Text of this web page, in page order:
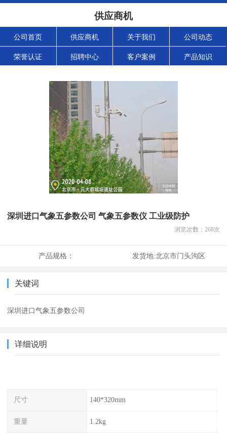
供应商机
公司首页 供应商机 关于我们 公司动态
荣誉认证 招聘中心 客户案例 产品知识
深圳进口气象五参数公司 气象五参数仪 工业级防护
浏览次数： 268次
产品规格： 发货地:北京市门头沟区
关键词
深圳进口气象五参数公司
详细说明
尺寸 140*320mm
重量 1.2kg